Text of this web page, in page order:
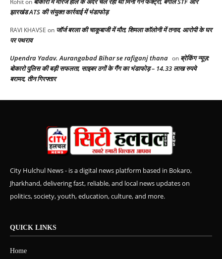
Rohiton
झारखंड ATS की संयुक्त कार्रवाई में भंडाफोड़
RAVI KHAVSE on जॉर्ज बरला की चाकूबाजी में मौत, शिमला कॉलोनी में तनाव, आरोपी के घर
पर पथराव
Upendra Yadav. Aurangabad Bihar se rafiganj thana on ब्रेकिंग न्यूज़:
बोकारो पुलिस की बड़ी सफलता, साइबर ठगों के गैंग का भंडाफोड़ – 14.33 लाख रुपये
बरामद, तीन गिरफ्तार
City Hulchul News - is a digital news platform based in Bokaro,
Jharkhand, delivering fast, reliable, and local news updates on
politics, society, youth, education, culture, and more.
QUICK LINKS
Home